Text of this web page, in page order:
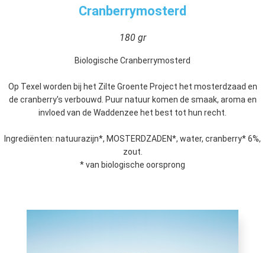
Cranberrymosterd
180 gr
Biologische Cranberrymosterd
Op Texel worden bij het Zilte Groente Project het mosterdzaad en
de cranberry's verbouwd. Puur natuur komen de smaak, aroma en
invloed van de Waddenzee het best tot hun recht.
Ingrediënten: natuurazijn*, MOSTERDZADEN*, water, cranberry* 6%,
zout.
* van biologische oorsprong